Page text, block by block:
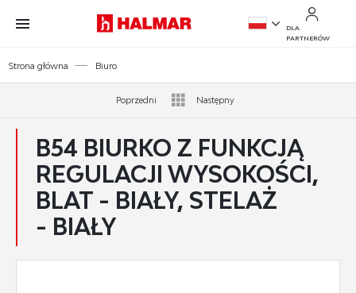
Przejdź do treści.
Przejdź do menu.
Przejdź do wyszukiwarki.
DLA
PARTNERÓW
Strona główna Biuro
Poprzedni Następny
B54 BIURKO Z FUNKCJĄ
REGULACJI WYSOKOŚCI,
BLAT - BIAŁY, STELAŻ
- BIAŁY